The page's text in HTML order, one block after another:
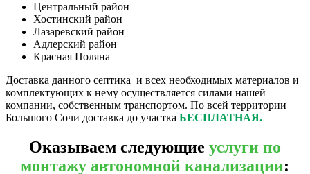
Центральный район
Хостинский район
Лазаревский район
Адлерский район
Красная Поляна
Доставка данного септика и всех необходимых материалов и
комплектующих к нему осуществляется силами нашей
компании, собственным транспортом. По всей территории
Большого Сочи доставка до участка БЕСПЛАТНАЯ.
Оказываем следующие услуги по
монтажу автономной канализации: